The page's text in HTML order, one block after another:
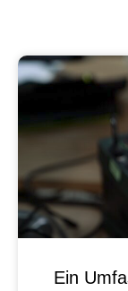
Ein